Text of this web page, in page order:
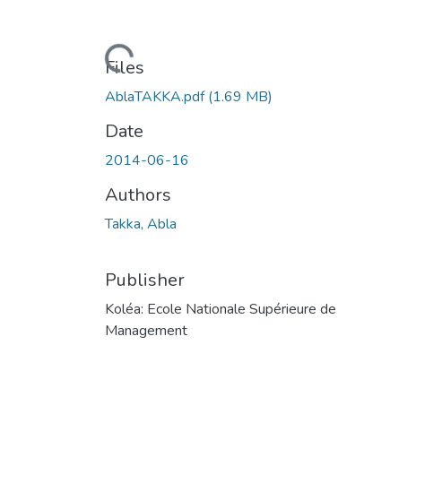
Loading...
Files
AblaTAKKA.pdf(1.69 MB)
Date
2014-06-16
Authors
Takka, Abla
Publisher
Koléa: Ecole Nationale Supérieure de
Management